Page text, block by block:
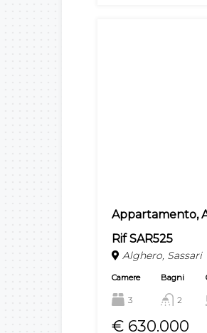
Appartamento,
Rif SAR525
Alghero, Sassari
Camere
3
Bagni
2
€ 630.000